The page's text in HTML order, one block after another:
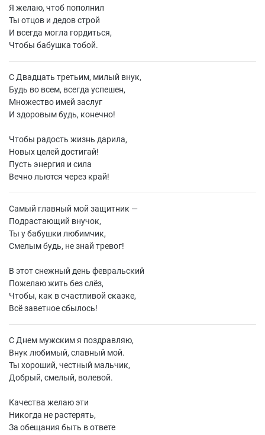
Я желаю, чтоб пополнил
Ты отцов и дедов строй
И всегда могла гордиться,
Чтобы бабушка тобой.
С Двадцать третьим, милый внук,
Будь во всем, всегда успешен,
Множество имей заслуг
И здоровым будь, конечно!
Чтобы радость жизнь дарила,
Новых целей достигай!
Пусть энергия и сила
Вечно льются через край!
Самый главный мой защитник —
Подрастающий внучок,
Ты у бабушки любимчик,
Смелым будь, не знай тревог!
В этот снежный день февральский
Пожелаю жить без слёз,
Чтобы, как в счастливой сказке,
Всё заветное сбылось!
С Днем мужским я поздравляю,
Внук любимый, славный мой.
Ты хороший, честный мальчик,
Добрый, смелый, волевой.
Качества желаю эти
Никогда не растерять,
За обещания быть в ответе